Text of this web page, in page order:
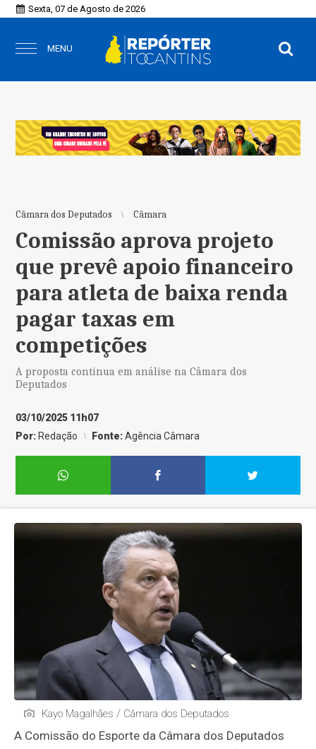
Sexta, 07 de Agosto de 2026
MENU
Câmara dos Deputados Câmara
Comissão aprova projeto
que prevê apoio financeiro
para atleta de baixa renda
pagar taxas em
competições
A proposta continua em análise na Câmara dos
Deputados
03/10/2025 11h07
Por: Redação Fonte:Agência Câmara
Kayo Magalhães / Câmara dos Deputados
A Comissão do Esporte da Câmara dos Deputados